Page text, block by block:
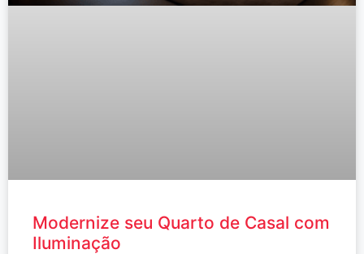
Modernize seu Quarto de Casal com
Iluminação